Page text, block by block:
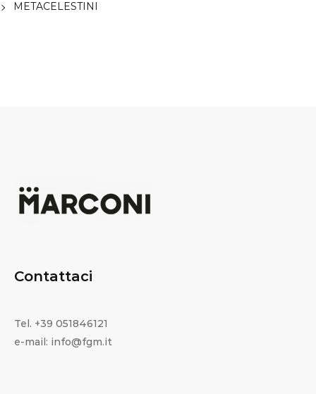
METACELESTINI
Contattaci
Tel. +39 051846121
e-mail: info@fgm.it